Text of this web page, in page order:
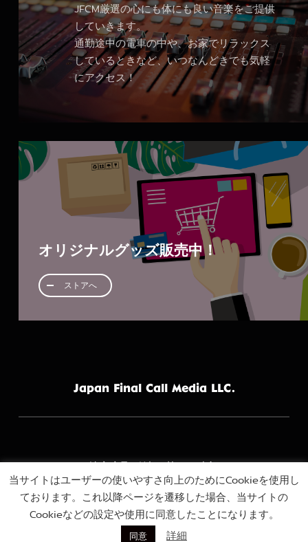
JFCM厳選の心にも体にも良い音楽をご提供
していきます。
通勤途中の電車の中や、お家でリラックス
しているときなど、いつなんどきでも気軽
にアクセス！
オリジナルグッズ販売中！
ストアへ
Japan Final Call Media LLC.
特定商取引法に基づく表記
プライバシーポリシー
当サイトはユーザーの使いやすさ向上のためにCookieを使用し
ております。これ以降ページを遷移した場合、当サイトの
Cookieなどの設定や使用に同意したことになります。
同意 詳細